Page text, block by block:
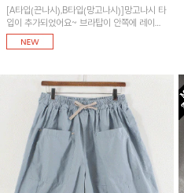
[A타입(끈나시),B타입(망고나시)]망고나시 타
입이 추가되었어요~ 브라탑이 안쪽에 레이어
드 되어 실용적인 나시!